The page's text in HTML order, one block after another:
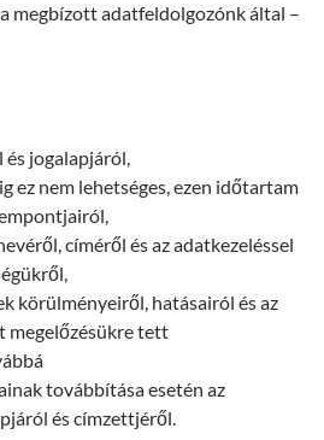
megbízott adatfeldolgozónk által –
és jogalapjáról,
ez nem lehetséges, ezen időtartam
címéről és az adatkezeléssel
körülményeiről, hatásairól és az
megelőzésükre tett
továbbítása esetén az
és címzettjéről.